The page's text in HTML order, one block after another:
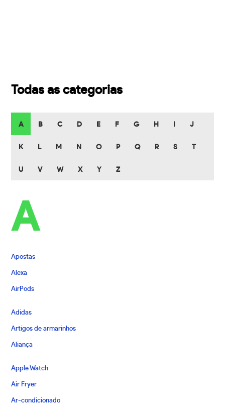
Todas as categorias
A B C D E F G H J
K L M N O P Q R S T
U V W X Y Z
A
Apostas
Alexa
AirPods
Adidas
Artigos de armarinhos
Aliança
Apple Watch
Air Fryer
Ar-condicionado